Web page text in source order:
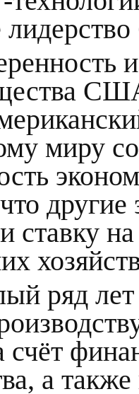
миру
ставку
ряд лет
а